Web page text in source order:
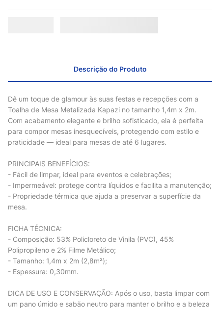
Descrição do Produto
Dê um toque de glamour às suas festas e recepções com a
Toalha de Mesa Metalizada Kapazi no tamanho 1,4m x 2m.
Com acabamento elegante e brilho sofisticado, ela é perfeita
para compor mesas inesquecíveis, protegendo com estilo e
praticidade — ideal para mesas de até 6 lugares.
PRINCIPAIS BENEFÍCIOS:
- Fácil de limpar, ideal para eventos e celebrações;
- Impermeável: protege contra líquidos e facilita a manutenção;
- Propriedade térmica que ajuda a preservar a superfície da
mesa.
FICHA TÉCNICA:
- Composição: 53% Policloreto de Vinila (PVC), 45%
Polipropileno e 2% Filme Metálico;
- Tamanho: 1,4m x 2m (2,8m²);
- Espessura: 0,30mm.
DICA DE USO E CONSERVAÇÃO: Após o uso, basta limpar com
um pano úmido e sabão neutro para manter o brilho e a beleza